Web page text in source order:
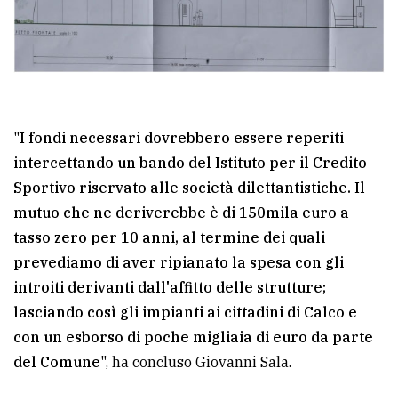
"I fondi necessari dovrebbero essere reperiti
intercettando un bando del Istituto per il Credito
Sportivo riservato alle società dilettantistiche. Il
mutuo che ne deriverebbe è di 150mila euro a
tasso zero per 10 anni, al termine dei quali
prevediamo di aver ripianato la spesa con gli
introiti derivanti dall'affitto delle strutture;
lasciando così gli impianti ai cittadini di Calco e
con un esborso di poche migliaia di euro da parte
del Comune", ha concluso Giovanni Sala.